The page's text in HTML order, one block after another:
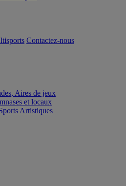
Contactez-nous
Aires de jeux
et locaux
Artistiques